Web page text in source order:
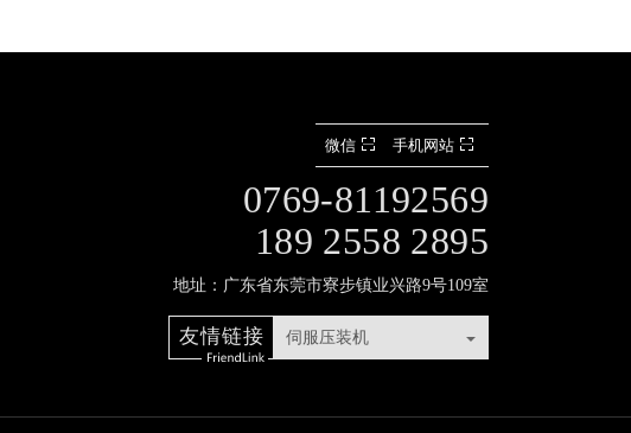
微信 手机网站
0769-81192569
189 2558 2895
地址：广东省东莞市寮步镇业兴路9号109室
友情链接 伺服压装机